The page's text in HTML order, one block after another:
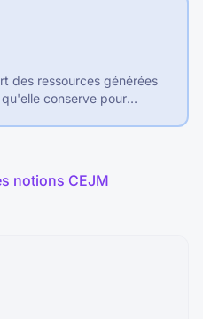
des ressources générées
conserve pour
notions CEJM